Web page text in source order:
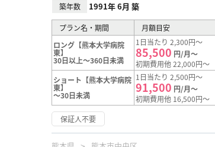
築年数 1991年 6月 築
プラン名・期間
月額目安
ロング【熊本大学病院
東】
30日以上～360日未満
1日当たり 2,300円～
85,500 円/月～
初期費用他 22,000円～
ショート【熊本大学病院
東】
～30日未満
1日当たり 2,500円～
91,500 円/月～
初期費用他 16,500円～
保証人不要